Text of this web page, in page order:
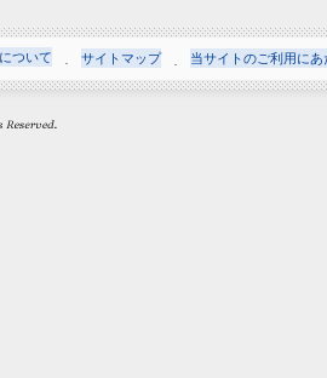
ついて サイトマップ 当サイトのご利用に